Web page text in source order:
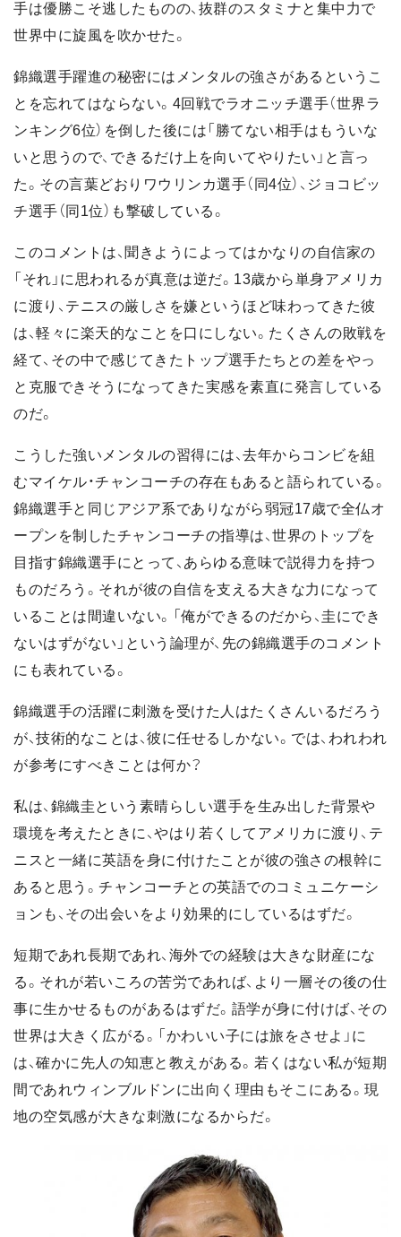
手は優勝こそ逃したものの、抜群のスタミナと集中力で
世界中に旋風を吹かせた。
錦織選手躍進の秘密にはメンタルの強さがあるというこ
とを忘れてはならない。4回戦でラオニッチ選手（世界ラ
ンキング6位）を倒した後には「勝てない相手はもういな
いと思うので、できるだけ上を向いてやりたい」と言っ
た。その言葉どおりワウリンカ選手（同4位）、ジョコビッ
チ選手（同1位）も撃破している。
このコメントは、聞きようによってはかなりの自信家の
「それ」に思われるが真意は逆だ。13歳から単身アメリカ
に渡り、テニスの厳しさを嫌というほど味わってきた彼
は、軽々に楽天的なことを口にしない。たくさんの敗戦を
経て、その中で感じてきたトップ選手たちとの差をやっ
と克服できそうになってきた実感を素直に発言している
のだ。
こうした強いメンタルの習得には、去年からコンビを組
むマイケル・チャンコーチの存在もあると語られている。
錦織選手と同じアジア系でありながら弱冠17歳で全仏オ
ープンを制したチャンコーチの指導は、世界のトップを
目指す錦織選手にとって、あらゆる意味で説得力を持つ
ものだろう。それが彼の自信を支える大きな力になって
いることは間違いない。「俺ができるのだから、圭にでき
ないはずがない」という論理が、先の錦織選手のコメント
にも表れている。
錦織選手の活躍に刺激を受けた人はたくさんいるだろう
が、技術的なことは、彼に任せるしかない。では、われわれ
が参考にすべきことは何か？
私は、錦織圭という素晴らしい選手を生み出した背景や
環境を考えたときに、やはり若くしてアメリカに渡り、テ
ニスと一緒に英語を身に付けたことが彼の強さの根幹に
あると思う。チャンコーチとの英語でのコミュニケーシ
ョンも、その出会いをより効果的にしているはずだ。
短期であれ長期であれ、海外での経験は大きな財産にな
る。それが若いころの苦労であれば、より一層その後の仕
事に生かせるものがあるはずだ。語学が身に付けば、その
世界は大きく広がる。「かわいい子には旅をさせよ」に
は、確かに先人の知恵と教えがある。若くはない私が短期
間であれウィンブルドンに出向く理由もそこにある。現
地の空気感が大きな刺激になるからだ。